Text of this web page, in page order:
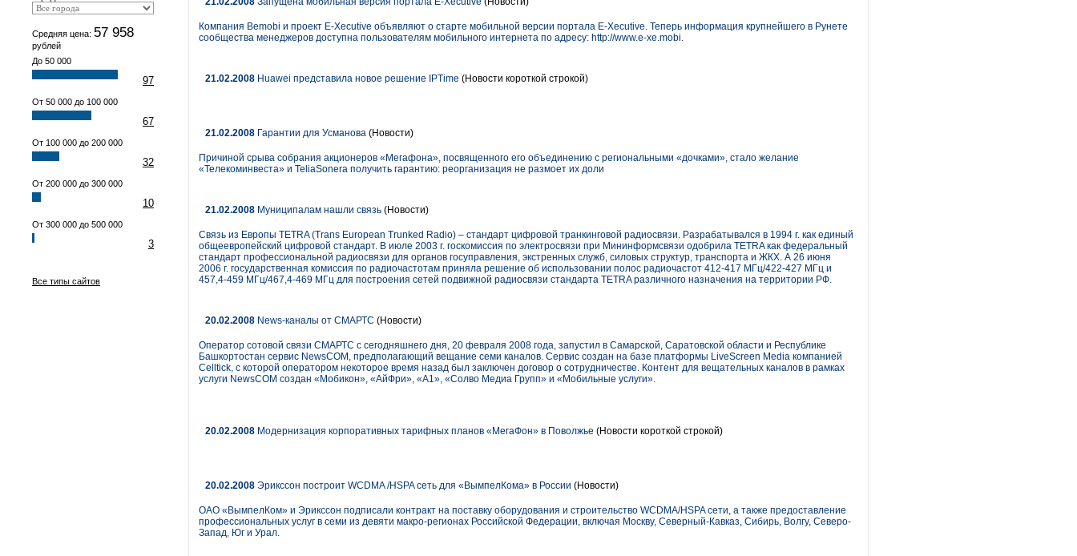
Средняя цена: 57 958
рублей
До 50 000
97
От 50 000 до 100 000
67
От 100 000 до 200 000
32
От 200 000 до 300 000
10
От 300 000 до 500 000
3
Все типы сайтов
Компания Bemobi и проект E-Xecutive объявляют о старте мобильной версии портала E-Xecutive. Теперь информация крупнейшего в Рунете
сообщества менеджеров доступна пользователям мобильного интернета по адресу: http://www.e-xe.mobi.
21.02.2008 Huawei представила новое решение IPTime (Новости короткой строкой)
21.02.2008 Гарантии для Усманова (Новости)
Причиной срыва собрания акционеров «Мегафона», посвященного его объединению с региональными «дочками», стало желание
«Телекоминвеста» и TeliaSonera получить гарантию: реорганизация не размоет их доли
21.02.2008 Муниципалам нашли связь (Новости)
Связь из Европы TETRA (Trans European Trunked Radio) – стандарт цифровой транкинговой радиосвязи. Разрабатывался в 1994 г. как единый
общеевропейский цифровой стандарт. В июле 2003 г. госкомиссия по электросвязи при Мининформсвязи одобрила TETRA как федеральный
стандарт профессиональной радиосвязи для органов госуправления, экстренных служб, силовых структур, транспорта и ЖКХ. А 26 июня
2006 г. государственная комиссия по радиочастотам приняла решение об использовании полос радиочастот 412-417 МГц/422-427 МГц и
457,4-459 МГц/467,4-469 МГц для построения сетей подвижной радиосвязи стандарта TETRA различного назначения на территории РФ.
20.02.2008 News-каналы от СМАРТС (Новости)
Оператор сотовой связи СМАРТС с сегодняшнего дня, 20 февраля 2008 года, запустил в Самарской, Саратовской области и Республике
Башкортостан сервис NewsCOM, предполагающий вещание семи каналов. Сервис создан на базе платформы LiveScreen Media компанией
Celltick, с которой оператором некоторое время назад был заключен договор о сотрудничестве. Контент для вещательных каналов в рамках
услуги NewsCOM создан «Мобикон», «АйФри», «А1», «Солво Медиа Групп» и «Мобильные услуги».
20.02.2008 Модернизация корпоративных тарифных планов «МегаФон» в Поволжье (Новости короткой строкой)
20.02.2008 Эрикссон построит WCDMA /HSPA сеть для «ВымпелКома» в России (Новости)
ОАО «ВымпелКом» и Эрикссон подписали контракт на поставку оборудования и строительство WCDMA/HSPA сети, а также предоставление
профессиональных услуг в семи из девяти макро-регионах Российской Федерации, включая Москву, Северный-Кавказ, Сибирь, Волгу, Северо-
Запад, Юг и Урал.